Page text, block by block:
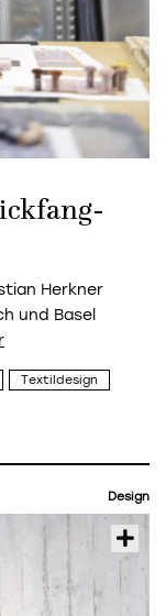
Herkner
und Basel
Textildesign
Design